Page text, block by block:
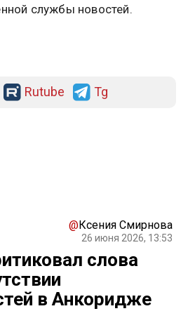
службы новостей.
Rutube Tg
@Ксения Смирнова
26 июня 2026, 13:53
слова
в Анкоридже